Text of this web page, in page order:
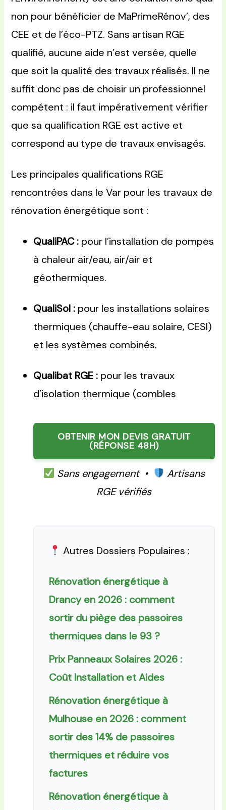
non pour bénéficier de MaPrimeRénov’, des
CEE et de l’éco-PTZ. Sans artisan RGE
qualifié, aucune aide n’est versée, quelle
que soit la qualité des travaux réalisés. Il ne
suffit donc pas de choisir un professionnel
compétent : il faut impérativement vérifier
que sa qualification RGE est active et
correspond au type de travaux envisagés.
Les principales qualifications RGE
rencontrées dans le Var pour les travaux de
rénovation énergétique sont :
QualiPAC : pour l’installation de pompes
à chaleur air/eau, air/air et
géothermiques.
QualiSol : pour les installations solaires
thermiques (chauffe-eau solaire, CESI)
et les systèmes combinés.
Qualibat RGE : pour les travaux
d’isolation thermique (combles
OBTENIR MON DEVIS GRATUIT
(RÉPONSE 48H)
Sans engagement •
Artisans
RGE vérifiés
Autres Dossiers Populaires :
Rénovation énergétique à
Drancy en 2026 : comment
sortir du piège des passoires
thermiques dans le 93 ?
Prix Panneaux Solaires 2026 :
Coût Installation et Aides
Rénovation énergétique à
Mulhouse en 2026 : comment
sortir des 14% de passoires
thermiques et réduire vos
factures
Rénovation énergétique à